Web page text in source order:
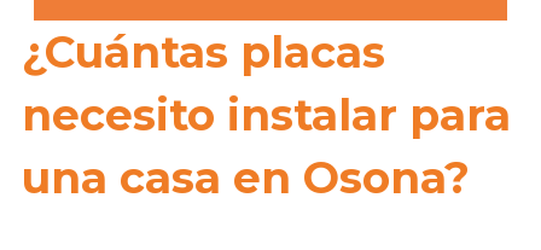
¿Cuántas placas
necesito instalar para
una casa en Osona?